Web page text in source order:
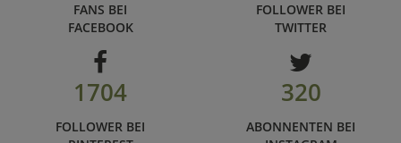
FANS BEI
FACEBOOK
FOLLOWER BEI
TWITTER
1704
FOLLOWER BEI
320
ABONNENTEN BEI